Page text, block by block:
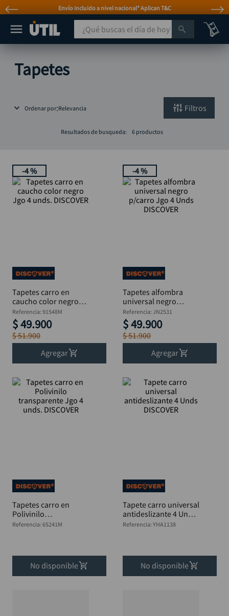
Envío incluido a nivel nacional* Aplican T&C
¿Qué buscas el día de hoy?
Tapetes
Ordenar por Relevancia Filtros
Resultados de busqueda: 6 productos
-4 %
Tapetes carro en
caucho color negro
Jgo 4 unds. DISCOVER
Referencia: 91548M
$49.900
$51.900
Agregar
-4 %
Tapetes alfombra
universal negro
p/carro Jgo 4 Unds
DISCOVER
Referencia: JN2531
$49.900
$51.900
Agregar
Tapetes carro en
Polivinilo
transparente Jgo 4
Referencia: 65241M
No disponible
Tapete carro universal
antideslizante 4 Unds
DISCOVER
Referencia: YHA1138
No disponible
taladro
compresor
ruteadora
broca
hidrolavadora